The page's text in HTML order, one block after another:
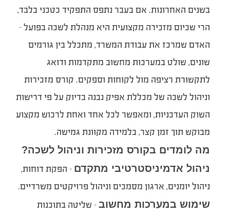
בשנים האחרונות. אם בעבר נתפס התפקיד כטכני בלבד,
הרי שכיום מזכירה מקצועית היא מנהלת לשכה בפועל –
האדם שמרכז את עבודת המשרד, מתכלל בין גורמים
שונים, שולט במערכות מחשוב מתקדמות ודואג
לתקשורת רציפה מול לקוחות וספקים. קורס מזכירות
וניהול לשכה של מכללת אפיק נבנה בדיוק על פי דרישות
השוק העדכניות, ומאפשר לכל אחד ואחת לרכוש מקצוע
מבוקש תוך זמן קצר, בלמידה מקוונת גמישה.
מה לומדים בקורס מזכירות וניהול לשכה?
ניהול אדמיניסטרטיבי מתקדם – הפקת דוחות,
ניהול יומנים, ארגון מסמכים וניהול פרויקטים משרדיים.
שימוש במערכות מחשוב– שליטה בתוכנות